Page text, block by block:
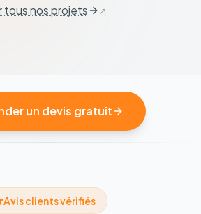
tous nos projets
un devis gratuit
Avis clients vérifiés